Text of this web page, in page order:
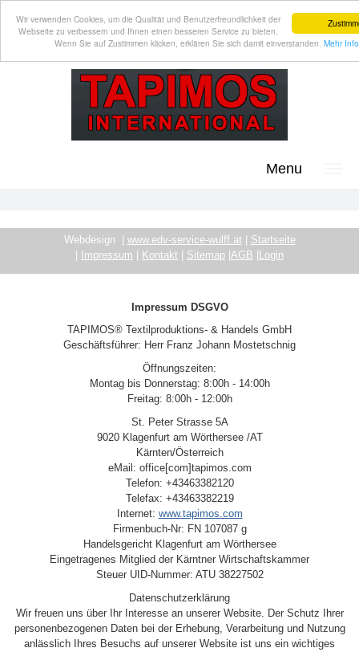
Wir verwenden Cookies, um die Qualität und Benutzerfreundlichkeit der
Webseite zu verbessern und Ihnen einen besseren Service zu bieten.
Wenn Sie auf Zustimmen klicken, erklären Sie sich damit einverstanden. Mehr
Menu
Webdesign | www.edv-service-wulff.at | Startseite
| Impressum | Kontakt | Sitemap |AGB |Login
Impressum DSGVO
TAPIMOS® Textilproduktions- & Handels GmbH
Geschäftsführer: Herr Franz Johann Mostetschnig
Öffnungszeiten:
Montag bis Donnerstag: 8:00h - 14:00h
Freitag: 8:00h - 12:00h
St. Peter Strasse 5A
9020 Klagenfurt am Wörthersee /AT
Kärnten/Österreich
eMail: office[com]tapimos.com
Telefon: +43463382120
Telefax: +43463382219
Internet: www.tapimos.com
Firmenbuch-Nr: FN 107087 g
Handelsgericht Klagenfurt am Wörthersee
Eingetragenes Mitglied der Kärntner Wirtschaftskammer
Steuer UID-Nummer: ATU 38227502
Datenschutzerklärung
Wir freuen uns über Ihr Interesse an unserer Website. Der Schutz Ihrer
personenbezogenen Daten bei der Erhebung, Verarbeitung und Nutzung
anlässlich Ihres Besuchs auf unserer Website ist uns ein wichtiges